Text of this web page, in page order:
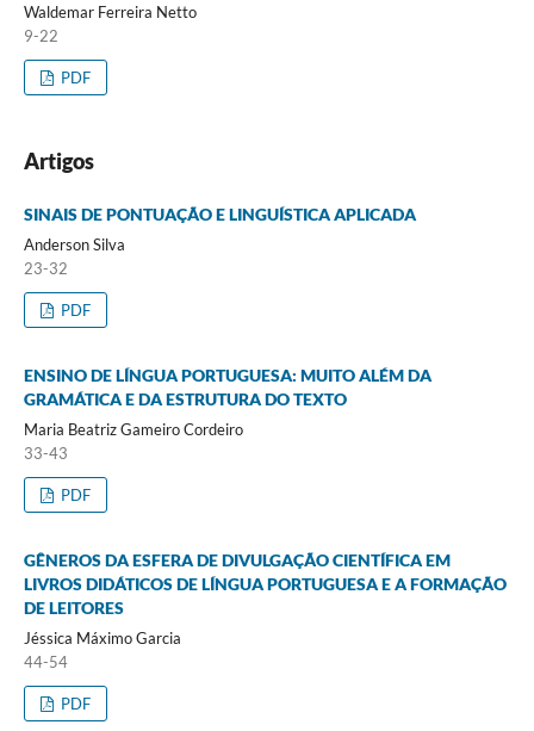
Waldemar Ferreira Netto
9-22
PDF
Artigos
SINAIS DE PONTUAÇÃO E LINGUÍSTICA APLICADA
Anderson Silva
23-32
PDF
ENSINO DE LÍNGUA PORTUGUESA: MUITO ALÉM DA
GRAMÁTICA E DA ESTRUTURA DO TEXTO
Maria Beatriz Gameiro Cordeiro
33-43
PDF
GÊNEROS DA ESFERA DE DIVULGAÇÃO CIENTÍFICA EM
LIVROS DIDÁTICOS DE LÍNGUA PORTUGUESA E A FORMAÇÃO
DE LEITORES
Jéssica Máximo Garcia
44-54
PDF